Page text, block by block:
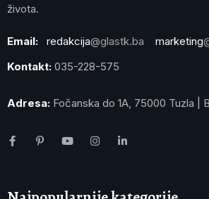
života.
Email: redakcija@glastk.ba marketing
Kontakt: 035-228-575
Adresa: Fočanska do 1A, 75000 Tuzla |